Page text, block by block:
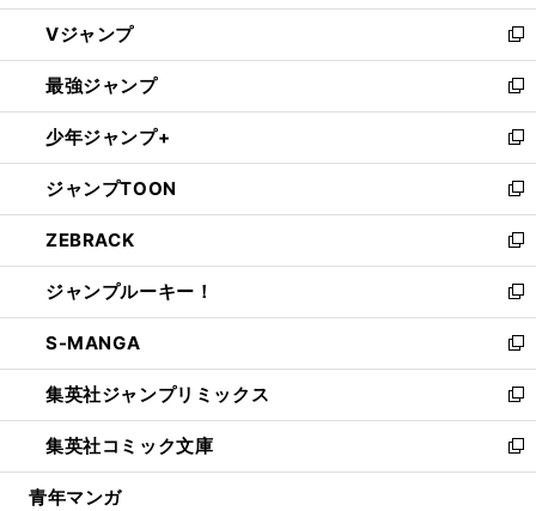
ウ
ィ
ン
ド
ウ
で
開
く
し
い
ウ
ィ
ン
ド
ウ
で
開
く
Vジャンプ
新
し
い
ウ
ィ
ン
ド
ウ
で
開
く
最強ジャンプ
新
し
い
ウ
ィ
ン
ド
ウ
で
開
く
少年ジャンプ+
新
し
い
ウ
ィ
ン
ド
ウ
で
開
く
ジャンプTOON
新
し
い
ウ
ィ
ン
ド
ウ
で
開
く
ZEBRACK
新
し
い
ウ
ィ
ン
ド
ウ
で
開
ジャンプルーキー！
新
し
い
ウ
ィ
ン
ド
ウ
S-MANGA
新
し
い
ウ
ィ
ン
集英社ジャンプリミックス
新
し
い
ウ
集英社コミック文庫
新
し
青年マンガ